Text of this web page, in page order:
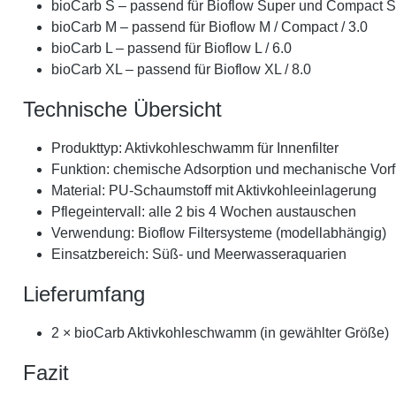
bioCarb S – passend für Bioflow Super und Compact S
bioCarb M – passend für Bioflow M / Compact / 3.0
bioCarb L – passend für Bioflow L / 6.0
bioCarb XL – passend für Bioflow XL / 8.0
Technische Übersicht
Produkttyp: Aktivkohleschwamm für Innenfilter
Funktion: chemische Adsorption und mechanische
Material: PU-Schaumstoff mit Aktivkohleeinlagerung
Pflegeintervall: alle 2 bis 4 Wochen austauschen
Verwendung: Bioflow Filtersysteme (modellabhängig)
Einsatzbereich: Süß- und Meerwasseraquarien
Lieferumfang
2 × bioCarb Aktivkohleschwamm (in gewählter Größe)
Fazit